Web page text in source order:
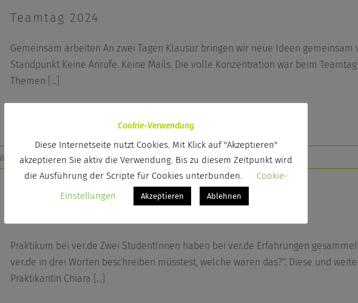
Teamtag 2024
Gemeinsam arbeiten An zwei Tagen Klausur bringen wir neue Ideen gemeinsam
Standpunkt Keine Anrufe. Keine Mails. Die volle Konzentration war beim
Themen [...]
Praktikum bei ver.de Zwei StudentInnen haben bei ver.de Erfahrungen
ver.de in drei Worten beschreiben müsstest, welche wären das?". Diese und
Praktikantin Chiara [...]
Cookie-Verwendung
Diese Internetseite nutzt Cookies. Mit Klick auf "Akzeptieren"
akzeptieren Sie aktiv die Verwendung. Bis zu diesem Zeitpunkt wird
die Ausführung der Scripte für Cookies unterbunden.
Cookie-
Einstellungen
Akzeptieren Ablehnen